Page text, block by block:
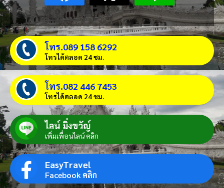
โทร.089 158 6292
โทรได้ตลอด 24 ชม.
โทร.082 446 7453
โทรได้ตลอด 24 ชม.
ไลน์ มิ่งขวัญ์
เพิ่มเพื่อนไลน์ คลิก
EasyTravel
Facebook คลิก